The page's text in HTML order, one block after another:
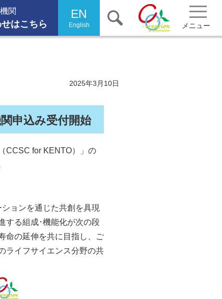
関
はこちら
EN
English メニュー
産学官民共創
研究開発成果･社会実装事例 役立ち情報
一般向け情報
お問い合わせ
2025年3月10日
申込み受付開始
CCSC for KENTO）」の
ョンを通じた共創を具現
する組成･機能化が次の段
命の延伸を共に目指し、ご
ライフサイエンス分野の共